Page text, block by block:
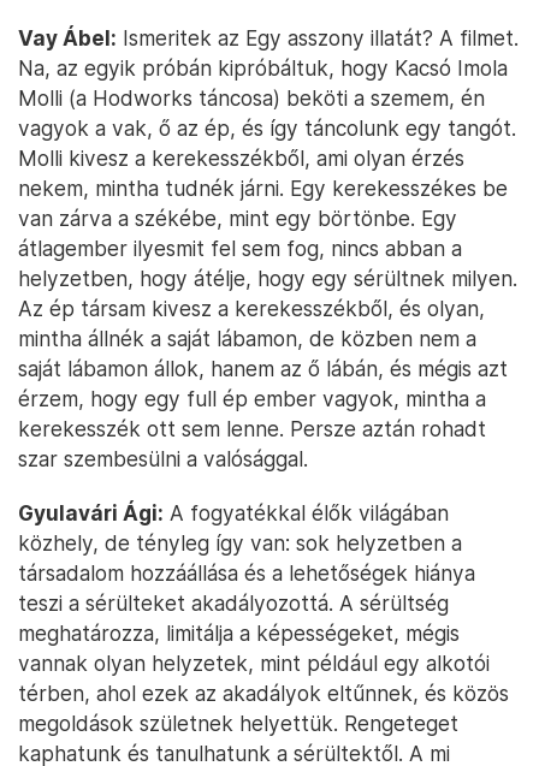
Vay Ábel: Ismeritek az Egy asszony illatát? A filmet.
Na, az egyik próbán kipróbáltuk, hogy Kacsó Imola
Molli (a Hodworks táncosa) beköti a szemem, én
vagyok a vak, ő az ép, és így táncolunk egy tangót.
Molli kivesz a kerekesszékből, ami olyan érzés
nekem, mintha tudnék járni. Egy kerekesszékes be
van zárva a székébe, mint egy börtönbe. Egy
átlagember ilyesmit fel sem fog, nincs abban a
helyzetben, hogy átélje, hogy egy sérültnek milyen.
Az ép társam kivesz a kerekesszékből, és olyan,
mintha állnék a saját lábamon, de közben nem a
saját lábamon állok, hanem az ő lábán, és mégis azt
érzem, hogy egy full ép ember vagyok, mintha a
kerekesszék ott sem lenne. Persze aztán rohadt
szar szembesülni a valósággal.
Gyulavári Ági: A fogyatékkal élők világában
közhely, de tényleg így van: sok helyzetben a
társadalom hozzáállása és a lehetőségek hiánya
teszi a sérülteket akadályozottá. A sérültség
meghatározza, limitálja a képességeket, mégis
vannak olyan helyzetek, mint például egy alkotói
térben, ahol ezek az akadályok eltűnnek, és közös
megoldások születnek helyettük. Rengeteget
kaphatunk és tanulhatunk a sérültektől. A mi